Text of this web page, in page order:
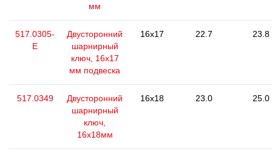
мм
517.0305-
E
Двусторонний
шарнирный
ключ, 16х17
мм подвеска
16x17 22.7 23.8
517.0349
Двусторонний
шарнирный
ключ,
16x18мм
16x18 23.0 25.0